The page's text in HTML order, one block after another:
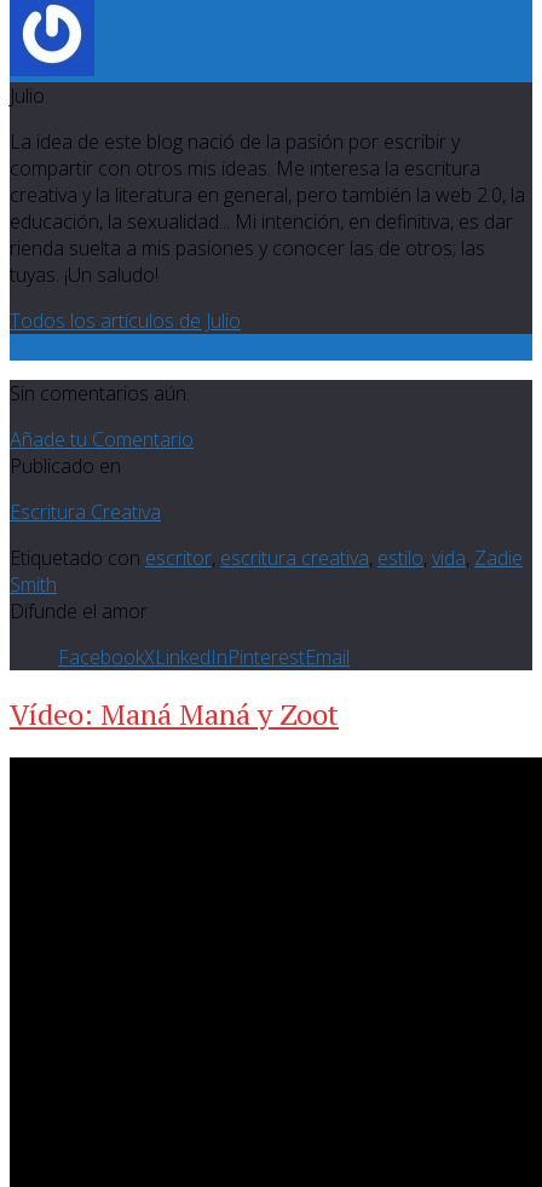
Julio
La idea de este blog nació de la pasión por escribir y
compartir con otros mis ideas. Me interesa la escritura
creativa y la literatura en general, pero también la web 2.0, la
educación, la sexualidad... Mi intención, en definitiva, es dar
rienda suelta a mis pasiones y conocer las de otros; las
tuyas. ¡Un saludo!
Todos los artículos de Julio
Sin comentarios aún.
Añade tu Comentario
Publicado en
Escritura Creativa
Etiquetado con escritor, escritura creativa, estilo, vida, Zadie
Smith
Difunde el amor
FacebookXLinkedInPinterestEmail
Vídeo: Maná Maná y Zoot